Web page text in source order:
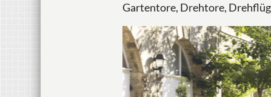
Gartentore, Drehtore,